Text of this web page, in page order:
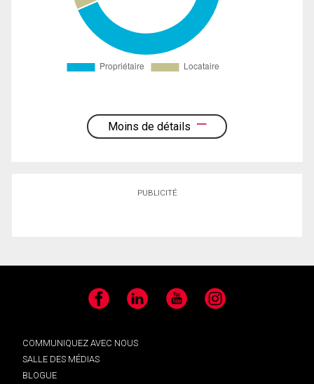
Moins de détails
PUBLICITÉ
Facebook LinkedIn YouTube Instagram
COMMUNIQUEZ AVEC NOUS
SALLE DES MÉDIAS
BLOGUE